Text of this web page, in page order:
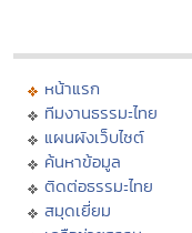
หน้าแรก
ทีมงานธรรมะไทย
แผนผังเว็บไซต์
ค้นหาข้อมูล
ติดต่อธรรมะไทย
สมุดเยี่ยม